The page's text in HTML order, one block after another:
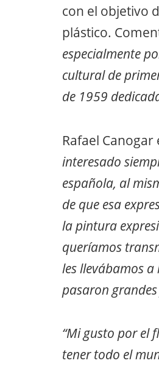
con el objetivo
plástico.
especialmente
cultural de
de 1959
Rafael
interesado
española, al
de que esa
la pintura
queríamos
les llevábamos
pasaron
“Mi gusto por el
tener todo el